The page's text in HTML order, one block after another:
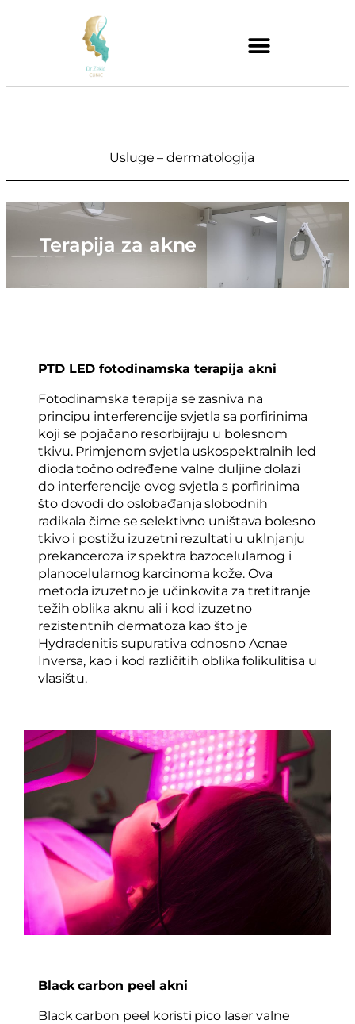
Usluge – dermatologija
Terapija za akne
PTD LED fotodinamska terapija akni
Fotodinamska terapija se zasniva na
principu interferencije svjetla sa porfirinima
koji se pojačano resorbijraju u bolesnom
tkivu. Primjenom svjetla uskospektralnih led
dioda točno određene valne duljine dolazi
do interferencije ovog svjetla s porfirinima
što dovodi do oslobađanja slobodnih
radikala čime se selektivno uništava bolesno
tkivo i postižu izuzetni rezultati u uklnjanju
prekanceroza iz spektra bazocelularnog i
planocelularnog karcinoma kože. Ova
metoda izuzetno je učinkovita za tretitranje
težih oblika aknu ali i kod izuzetno
rezistentnih dermatoza kao što je
Hydradenitis supurativa odnosno Acnae
Inversa, kao i kod različitih oblika folikulitisa u
vlasištu.
Black carbon peel akni
Black carbon peel koristi pico laser valne